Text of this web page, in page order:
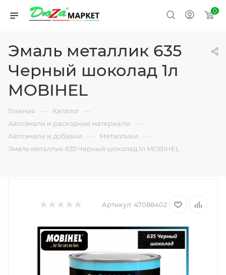
0
Эмаль металлик 635
Черный шоколад 1л
MOBIHEL
Главная — Каталог —
Автоэмали и расходные материалы —
Автоэмали и добавки — Металлики —
Эмаль металлик 635 Черный шоколад 1л MOBIHEL
Артикул: 47088402